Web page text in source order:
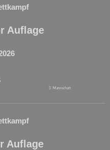
Auflage
3. Mannschaft
Auflage